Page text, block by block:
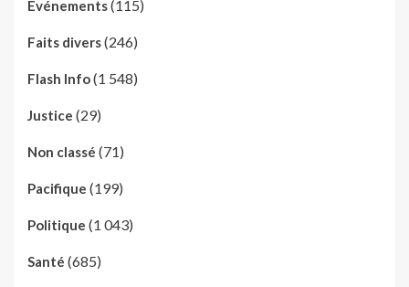
Evénements(115)
Faits divers(246)
Flash Info(1 548)
Justice (29)
Non classé (71)
Pacifique (199)
Politique (1 043)
Santé (685)